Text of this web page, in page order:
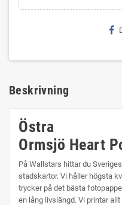
Beskrivning
Östra
Ormsjö Heart
På Wallstars hittar du
stadskartor. Vi håller högsta
trycker på det bästa
en lång livslängd. Vi printar